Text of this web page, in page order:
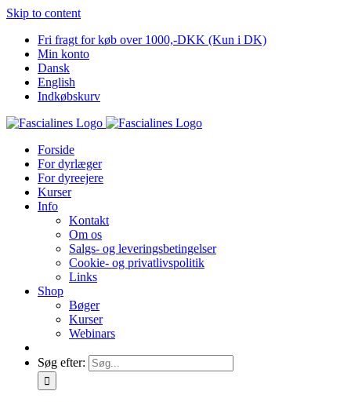
Skip to content
Fri fragt for køb over 1000,-DKK (Kun i DK)
Min konto
Dansk
English
Indkøbskurv
Forside
For dyrlæger
For dyreejere
Kurser
Info
Kontakt
Om os
Salgs- og leveringsbetingelser
Cookie- og privatlivspolitik
Links
Shop
Bøger
Kurser
Webinars
Søg efter: